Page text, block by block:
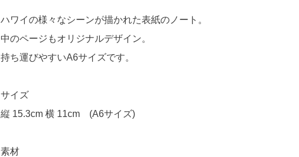
ハワイの様々なシーンが描かれた表紙のノート。
中のページもオリジナルデザイン。
持ち運びやすいA6サイズです。
サイズ
縦 15.3cm 横 11cm (A6サイズ)
素材